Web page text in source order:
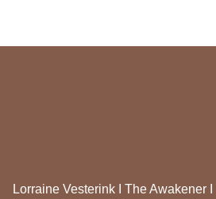
Lorraine Vesterink I The Awakener I